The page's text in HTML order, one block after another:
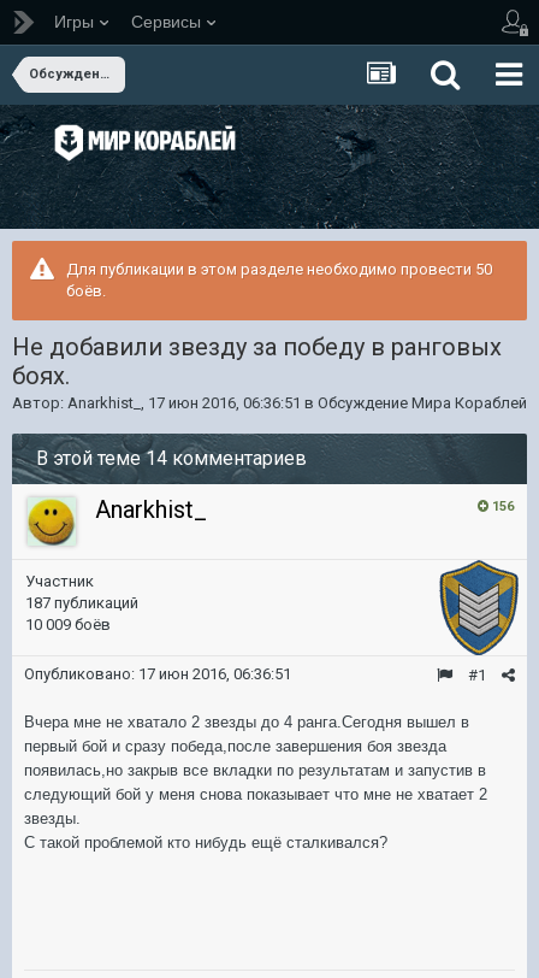
Игры Сервисы
Обсуждение Мира Кораблей
Для публикации в этом разделе необходимо провести 50
боёв.
Не добавили звезду за победу в ранговых
боях.
Автор: Anarkhist_ , 17 июн 2016, 06:36:51 в Обсуждение Мира Кораблей
В этой теме 14 комментариев
156
Anarkhist_
Участник
187 публикаций
10 009 боёв
#1
Опубликовано: 17 июн 2016, 06:36:51
Вчера мне не хватало 2 звезды до 4 ранга.Сегодня вышел в
первый бой и сразу победа,после завершения боя звезда
появилась,но закрыв все вкладки по результатам и запустив в
следующий бой у меня снова показывает что мне не хватает 2
звезды.
С такой проблемой кто нибудь ещё сталкивался?